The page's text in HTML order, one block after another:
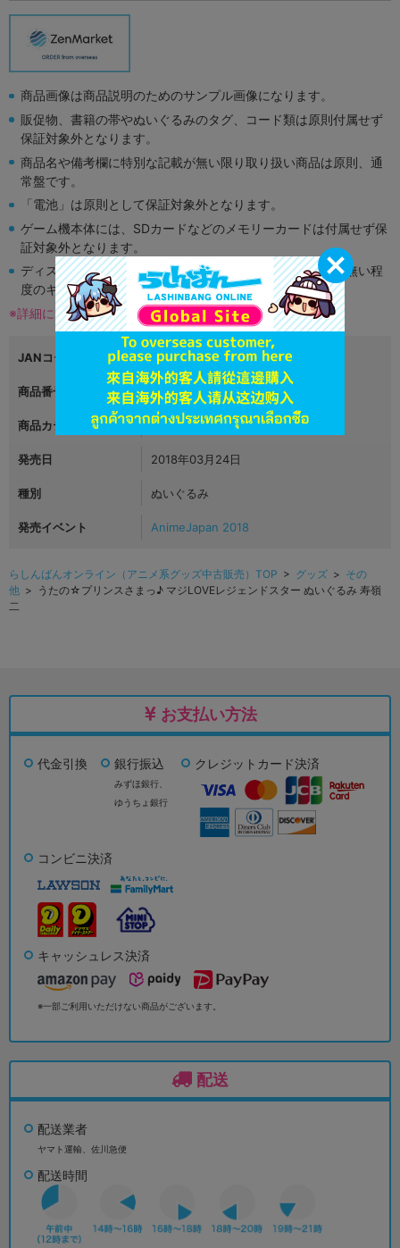
商品画像は商品説明のためのサンプル画像になります。
販促物、書籍の帯やぬいぐるみのタグ、コード類は原則付属せず
保証対象外となります。
商品名や備考欄に特別な記載が無い限り取り扱い商品は原則、通
常盤です。
「電池」は原則として保証対象外となります。
ゲーム機本体には、SDカードなどのメモリーカードは付属せず保
証対象外となります。
ディスク類の読み取り面のキズに関しまして再生に支障が無い程
度のキズがある場合がございます。
※詳細につきましてはコチラ
JANコード 4573313058434
商品番号 L01856999
商品カテゴリ グッズ
発売日 2018年03月24日
種別 ぬいぐるみ
発売イベント AnimeJapan 2018
らしんばんオンライン（アニメ系グッズ中古販売）TOP > グッズ > その
他 > うたの☆プリンスさまっ♪ マジLOVEレジェンドスター ぬいぐるみ 寿嶺
二
お支払い方法
代金引換 銀行振込
みずほ銀行、
ゆうちょ銀行
クレジットカード決済
コンビニ決済
キャッシュレス決済
※一部ご利用いただけない商品がございます。
配送
配送業者
ヤマト運輸、佐川急便
配送時間